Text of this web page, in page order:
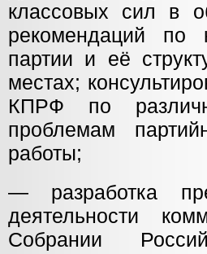
классовых сил в
рекомендаций по
партии и её
местах;
КПРФ по
проблемам
работы;
— разработка
деятельности
Собрании